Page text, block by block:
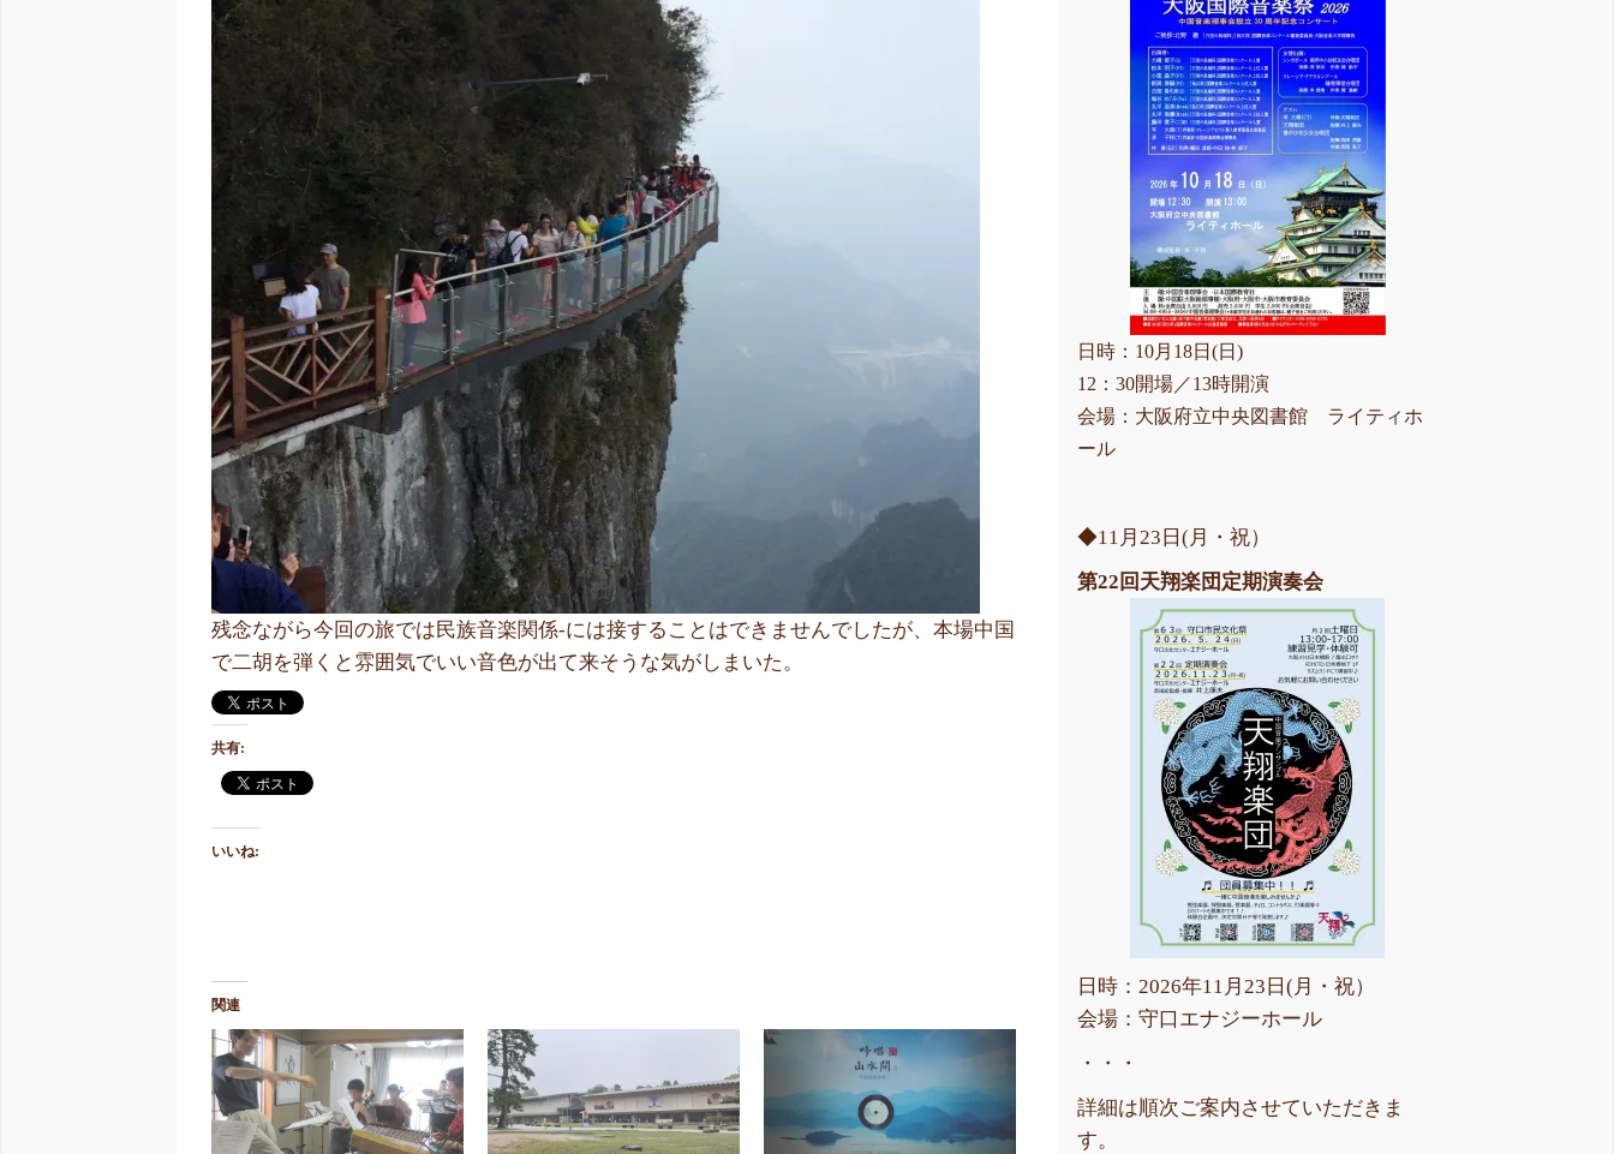
残念ながら今回の旅では民族音楽関係-には接することはできませんでしたが、本場中国
で二胡を弾くと雰囲気でいい音色が出て来そうな気がしまいた。
共有:
いいね:
関連
日時：10月18日(日)
12：30開場／13時開演
会場：大阪府立中央図書館 ライティホ
ール
◆11月23日(月・祝）
第22回天翔楽団定期演奏会
日時：2026年11月23日(月・祝）
会場：守口エナジーホール
・・・
詳細は順次ご案内させていただきま
す。